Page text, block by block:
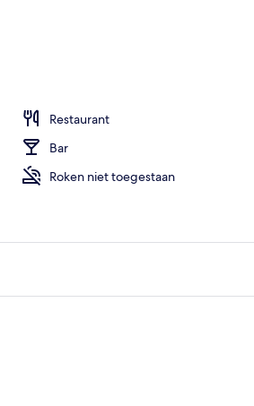
Restaurant
Bar
Roken niet toegestaan